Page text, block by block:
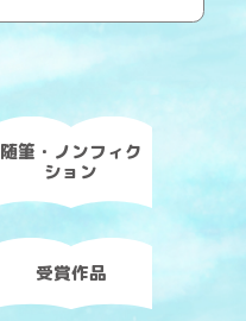
随筆・ノンフィク
ション
受賞作品